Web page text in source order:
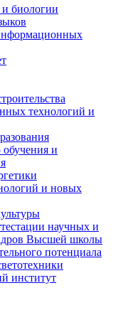
и биологии
технологий и
и
и новых
научных и
Высшей школы
потенциала
институт